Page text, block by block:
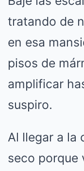
tratando de
en esa
pisos de
amplificar
suspiro.
Al llegar a la
seco porque